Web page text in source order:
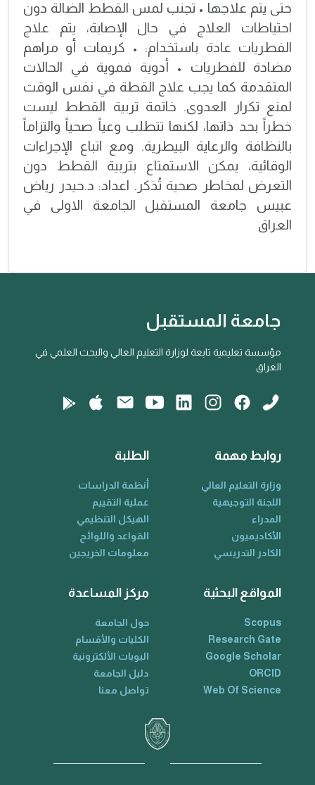
حتى يتم علاجها • تجنب لمس القطط الضالة دون
احتياطات العلاج في حال الإصابة، يتم علاج
الفطريات عادة باستخدام: • كريمات أو مراهم
مضادة للفطريات • أدوية فموية في الحالات
المتقدمة كما يجب علاج القطة في نفس الوقت
لمنع تكرار العدوى. خاتمة تربية القطط ليست
خطراً بحد ذاتها، لكنها تتطلب وعياً صحياً والتزاماً
بالنظافة والرعاية البيطرية. ومع اتباع الإجراءات
الوقائية، يمكن الاستمتاع بتربية القطط دون
التعرض لمخاطر صحية تُذكر. اعداد: د.حيدر رياض
عبيس جامعة المستقبل الجامعة الاولى في
العراق
جامعة المستقبل
مؤسسة تعليمية تابعة لوزارة التعليم العالي والبحث العلمي في
العراق
روابط مهمة
وزارة التعليم العالي
اللجنة التوجيهية
المدراء
الأكاديميون
الكادر التدريسي
الطلبة
أنظمة الدراسات
عملية التقييم
الهيكل التنظيمي
القواعد واللوائح
معلومات الخريجين
المواقع البحثية
Scopus
Research Gate
Google Scholar
ORCID
Web Of Science
مركز المساعدة
حول الجامعة
الكليات والأقسام
البوبات الألكترونية
دليل الجامعة
تواصل معنا